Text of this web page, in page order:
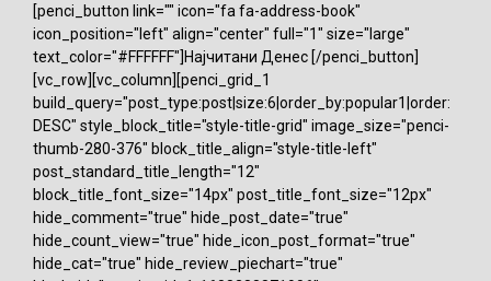
[penci_button link="" icon="fa fa-address-book"
icon_position="left" align="center" full="1" size="large"
text_color="#FFFFFF"]Најчитани Денес [/penci_button]
[vc_row][vc_column][penci_grid_1
build_query="post_type:post|size:6|order_by:popular1|order:
DESC" style_block_title="style-title-grid" image_size="penci-
thumb-280-376" block_title_align="style-title-left"
post_standard_title_length="12"
block_title_font_size="14px" post_title_font_size="12px"
hide_comment="true" hide_post_date="true"
hide_count_view="true" hide_icon_post_format="true"
hide_cat="true" hide_review_piechart="true"